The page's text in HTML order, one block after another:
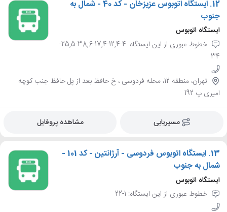
12.
ایستگاه اتوبوس عزیزخان - کد 40 - شمال به
جنوب
ایستگاه اتوبوس
خطوط عبوری از این ایستگاه: 4-12,4-17,4-38,6-25,5-
34
تهران، منطقه 12، محله فردوسی ، خ حافظ بعد از پل حافظ جنب کوچه
امیری پ 192
مسیریابی مشاهده پروفایل
13.
ایستگاه اتوبوس فردوسی - آرژانتین - کد 101 -
شمال به جنوب
ایستگاه اتوبوس
خطوط عبوری از این ایستگاه: 1-22